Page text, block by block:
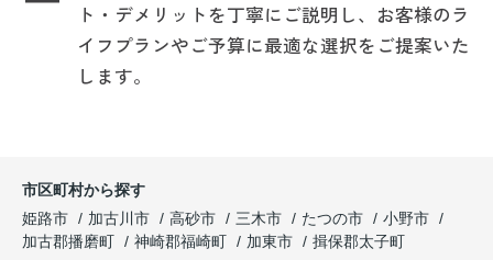
ト・デメリットを丁寧にご説明し、お客様のラ
イフプランやご予算に最適な選択をご提案いた
します。
市区町村から探す
姫路市
加古川市 高砂市 三木市 たつの市
小野市
加古郡播磨町
神崎郡福崎町 加東市
揖保郡太子町